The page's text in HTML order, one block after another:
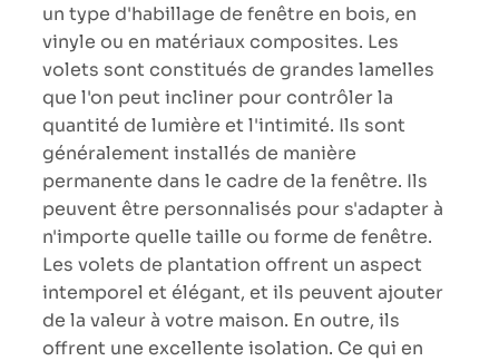
un type d'habillage de fenêtre en bois, en
vinyle ou en matériaux composites. Les
volets sont constitués de grandes lamelles
que l'on peut incliner pour contrôler la
quantité de lumière et l'intimité. Ils sont
généralement installés de manière
permanente dans le cadre de la fenêtre. Ils
peuvent être personnalisés pour s'adapter à
n'importe quelle taille ou forme de fenêtre.
Les volets de plantation offrent un aspect
intemporel et élégant, et ils peuvent ajouter
de la valeur à votre maison. En outre, ils
offrent une excellente isolation. Ce qui en